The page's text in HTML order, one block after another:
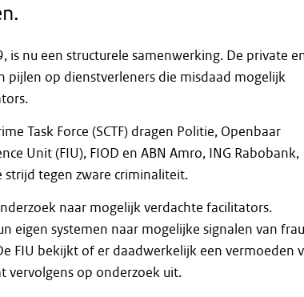
is nu een structurele samenwerking. De private
pijlen op dienstverleners die misdaad mogelijk
Task Force (SCTF) dragen Politie, Openbaar
Unit (FIU), FIOD en ABN Amro, ING Rabobank,
strijd tegen zware criminaliteit.
naar mogelijk verdachte facilitators.
eigen systemen naar mogelijke signalen van
FIU bekijkt of er daadwerkelijk een vermoeden
vervolgens op onderzoek uit.